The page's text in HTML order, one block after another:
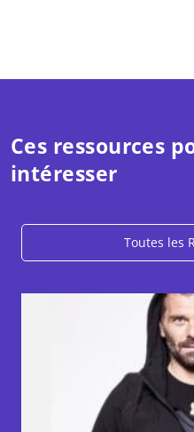
Ces ressources
intéresser
Toutes les